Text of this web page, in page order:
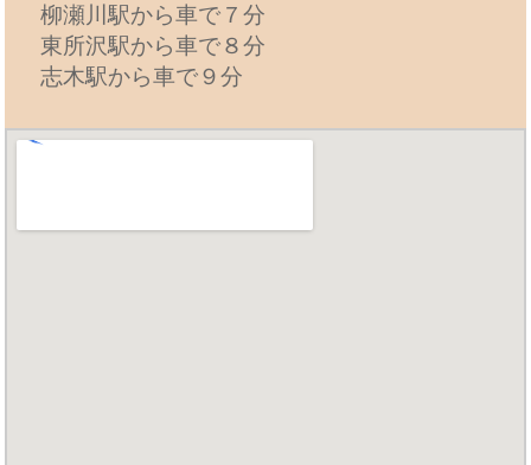
柳瀬川駅から車で７分
東所沢駅から車で８分
志木駅から車で９分